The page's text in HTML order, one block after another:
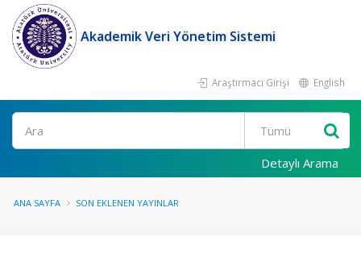
Akademik Veri Yönetim Sistemi
Araştırmacı Girişi English
Ara
Detaylı Arama
ANA SAYFA SON EKLENEN YAYINLAR